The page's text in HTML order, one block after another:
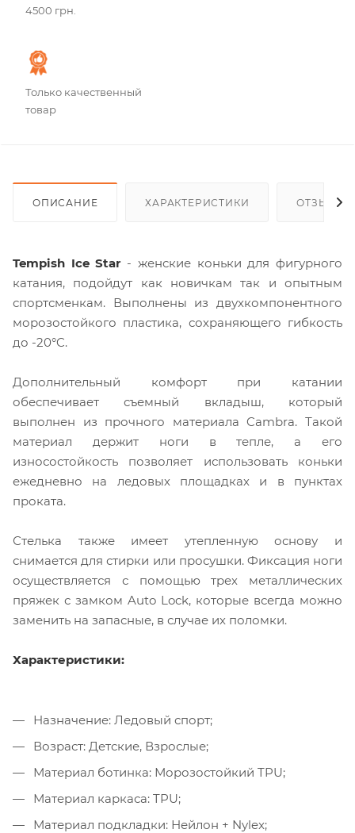
4500 грн.
Только качественный
товар
ОПИСАНИЕ ХАРАКТЕРИСТИКИ ОТЗЫВЫ
Tempish Ice Star - женские коньки для фигурного
катания, подойдут как новичкам так и опытным
спортсменкам. Выполнены из двухкомпонентного
морозостойкого пластика, сохраняющего гибкость
до -20°C.
Дополнительный комфорт при катании
обеспечивает съемный вкладыш, который
выполнен ​​из прочного материала Cambra. Такой
материал держит ноги в тепле, а его
износостойкость позволяет использовать коньки
ежедневно на ледовых площадках и в пунктах
проката.
Стелька также имеет утепленную основу и
снимается для стирки или просушки. Фиксация ноги
осуществляется с помощью трех металлических
пряжек с замком Auto Lock, которые всегда можно
заменить на запасные, в случае их поломки.
Характеристики:
Назначение: Ледовый спорт;
Возраст: Детские, Взрослые;
Материал ботинка: Морозостойкий TPU;
Материал каркаса: TPU;
Материал подкладки: Нейлон + Nylex;